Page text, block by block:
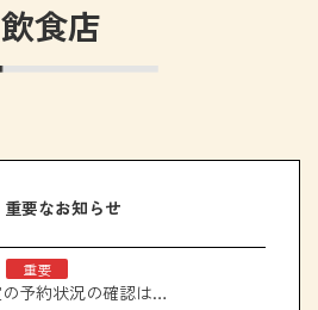
飲食店
重要なお知らせ
重要
＼南の駅やえせ会議室の予約状況の確認はこちら！／